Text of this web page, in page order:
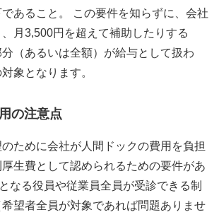
あること。 この要件を知らずに、会社
月3,500円を超えて補助したりする
（あるいは全額）が給与として扱わ
象となります。
の注意点
ために会社が人間ドックの費用を負担
生費として認められるための要件があ
なる役員や従業員全員が受診できる制
望者全員が対象であれば問題ありませ